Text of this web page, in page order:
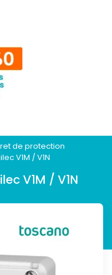
de protection
V1M / V1N
V1M / V1N